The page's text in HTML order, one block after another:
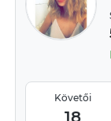
Követői
18